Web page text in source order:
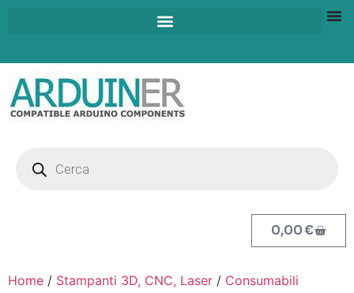
0,00€
Home / Stampanti 3D, CNC, Laser / Consumabili